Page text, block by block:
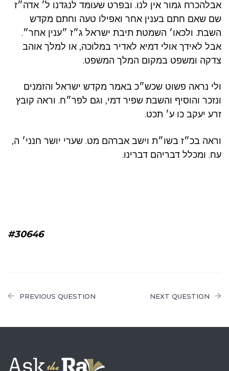
אבלהכרח גמור אין לנו. ובפרט שעומד לנגדנו ל׳ אדה״ז
שם שאם חתם בענין אחר ואפילו טעה וחתם מקדש
השבת. ולכאו׳ השמטת תיבת ישראל ג״ז ״ענין אחר״.
אבל לאידך אולי דמיא לאדיר במלוכה, או למלך אוהב
צדקה ומשפט במקום המלך המשפט.
ולי נראה פשוט שכש״כ באמר מקדש ישראל והזמנים
ונזכר והוסיף והשבת שפיר דמי, וגם לפר״ח. וראה קובץ
זרע יעקב כו ע׳ תכט.
וראה בכ״ז בשו״ת וישב אברהם מט. שערי יושר חנני׳ ה,
עח. ומכלל דבריהם דברינו.
#30646
PREVIOUS QUESTION NEXT QUESTION